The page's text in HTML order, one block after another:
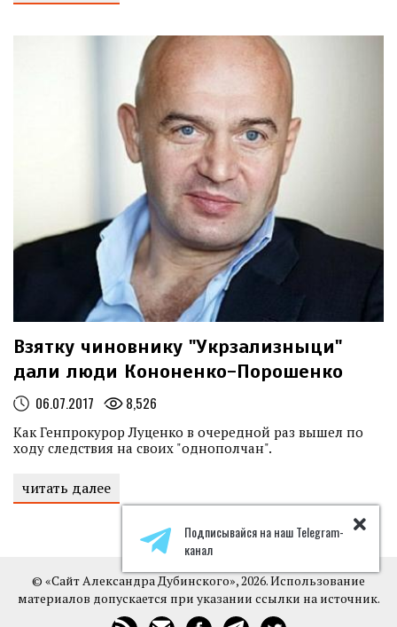
Взятку чиновнику "Укрзализныци"
дали люди Кононенко-Порошенко
06.07.2017 8,526
Как Генпрокурор Луценко в очередной раз вышел по
ходу следствия на своих "однополчан".
читать далее
© «Сайт Александра Дубинского», 2026. Использование
материалов допускается при указании ссылки на источник.
Подписывайся на наш Telegram-
канал